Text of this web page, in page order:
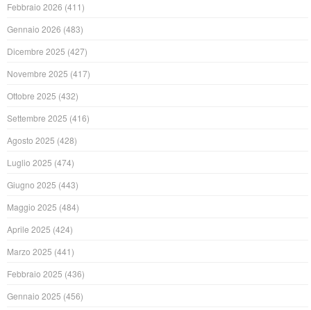
Febbraio 2026 (411)
Gennaio 2026 (483)
Dicembre 2025 (427)
Novembre 2025 (417)
Ottobre 2025 (432)
Settembre 2025 (416)
Agosto 2025 (428)
Luglio 2025 (474)
Giugno 2025 (443)
Maggio 2025 (484)
Aprile 2025 (424)
Marzo 2025 (441)
Febbraio 2025 (436)
Gennaio 2025 (456)